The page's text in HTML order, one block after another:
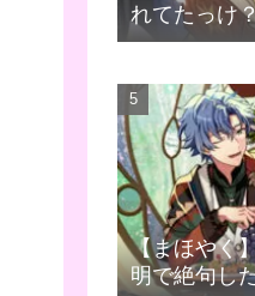
れてたっけ
【まほやく
明で絶句し